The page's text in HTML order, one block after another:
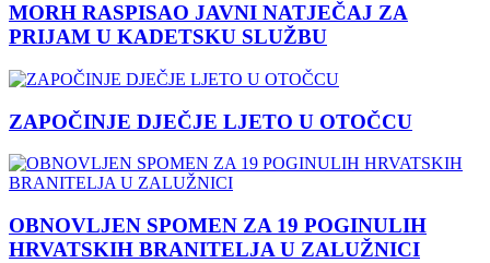
MORH RASPISAO JAVNI NATJEČAJ ZA
PRIJAM U KADETSKU SLUŽBU
ZAPOČINJE DJEČJE LJETO U OTOČCU
OBNOVLJEN SPOMEN ZA 19 POGINULIH
HRVATSKIH BRANITELJA U ZALUŽNICI